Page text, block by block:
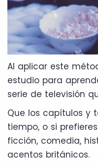
Al aplicar este
estudio para
serie de televisión
Que los capítulos y
tiempo, o si
ficción, comedia,
acentos británicos.